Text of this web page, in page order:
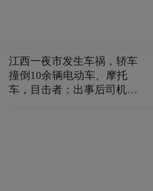
江西一夜市发生车祸，轿车
撞倒10余辆电动车、摩托
车，目击者：出事后司机一